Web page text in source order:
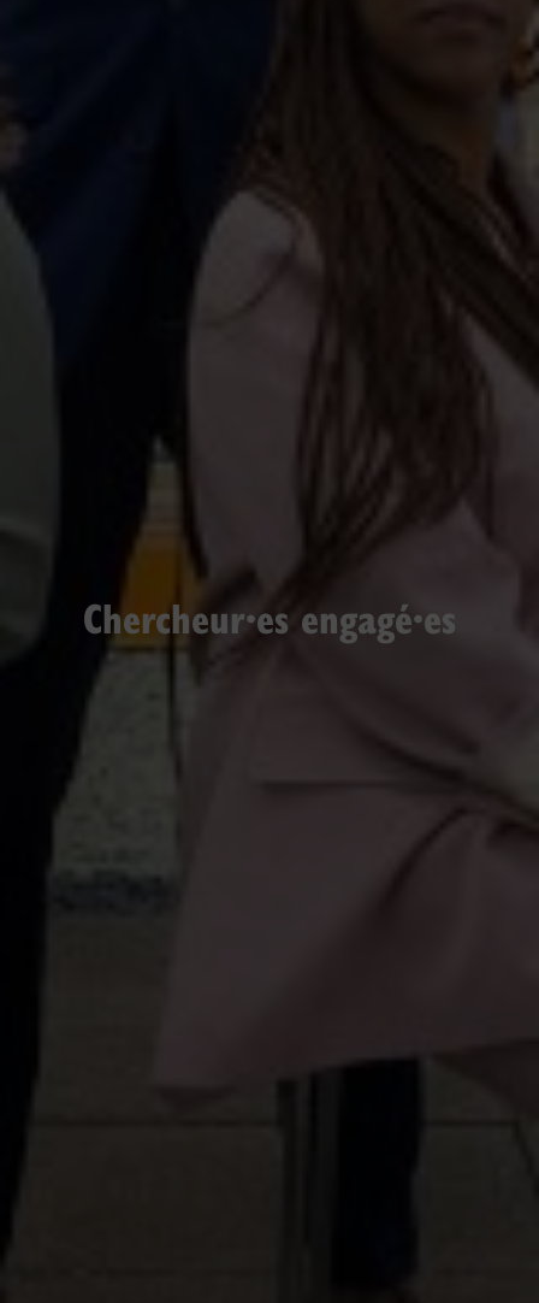
Chercheur·es engagé·es